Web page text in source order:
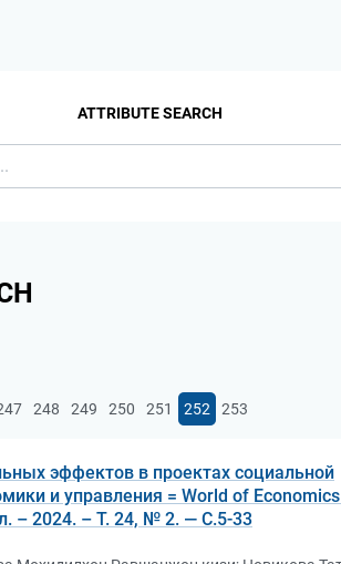
ATTRIBUTE SEARCH
248 249 250 251 252 253
эффектов в проектах социальной
и управления = World of
– 2024. – Т. 24, № 2. — С.5-33